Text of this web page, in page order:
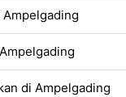
di Ampelgading